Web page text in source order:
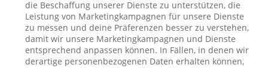
die Beschaffung unserer Dienste zu unterstützen, die
Leistung von Marketingkampagnen für unsere Dienste
zu messen und deine Präferenzen besser zu verstehen,
damit wir unsere Marketingkampagnen und Dienste
entsprechend anpassen können. In Fällen, in denen wir
derartige personenbezogenen Daten erhalten können,